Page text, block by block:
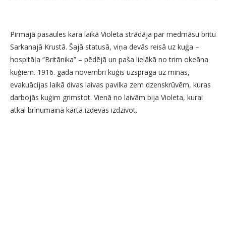
Pirmajā pasaules kara laikā Violeta strādāja par medmāsu britu
Sarkanajā Krustā. Šajā statusā, viņa devās reisā uz kuģa –
hospitāļa “Britānika” – pēdējā un paša lielākā no trim okeāna
kuģiem. 1916. gada novembrī kuģis uzsprāga uz mīnas,
evakuācijas laikā divas laivas pavilka zem dzenskrūvēm, kuras
darbojās kuģim grimstot. Vienā no laivām bija Violeta, kurai
atkal brīnumainā kārtā izdevās izdzīvot.